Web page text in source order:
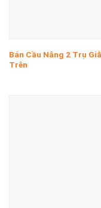
Bán Cầu Nâng 2 Trụ
Trên